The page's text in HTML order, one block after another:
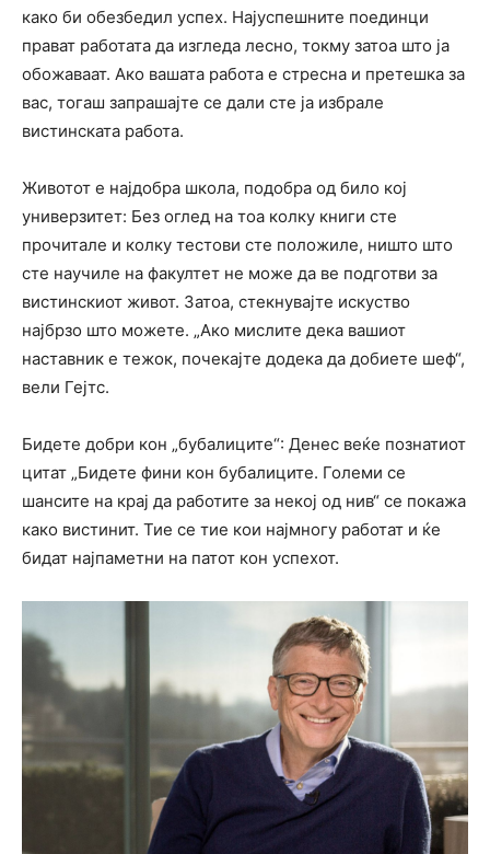
како би обезбедил успех. Најуспешните поединци
прават работата да изгледа лесно, токму затоа што ја
обожаваат. Ако вашата работа е стресна и претешка за
вас, тогаш запрашајте се дали сте ја избрале
вистинската работа.
Животот е најдобра школа, подобра од било кој
универзитет: Без оглед на тоа колку книги сте
прочитале и колку тестови сте положиле, ништо што
сте научиле на факултет не може да ве подготви за
вистинскиот живот. Затоа, стекнувајте искуство
најбрзо што можете. „Ако мислите дека вашиот
наставник е тежок, почекајте додека да добиете шеф“,
вели Гејтс.
Бидете добри кон „бубалиците“: Денес веќе познатиот
цитат „Бидете фини кон бубалиците. Големи се
шансите на крај да работите за некој од нив“ се покажа
како вистинит. Тие се тие кои најмногу работат и ќе
бидат најпаметни на патот кон успехот.